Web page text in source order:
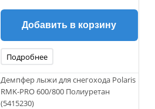
Добавить в корзину
Подробнее
Демпфер лыжи для снегохода Polaris
RMK-PRO 600/800 Полиуретан
(5415230)